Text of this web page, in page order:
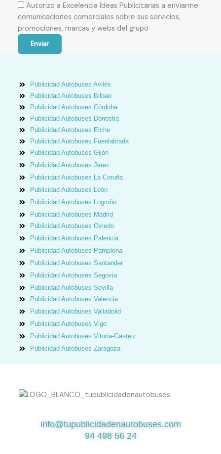
Autorizo a Excelencia Ideas Publicitarias a enviarme
comunicaciones comerciales sobre sus servicios,
promociones, marcas y webs del grupo
Enviar
Publicidad Autobuses Avilés
Publicidad Autobuses Bilbao
Publicidad Autobuses Córdoba
Publicidad Autobuses Donostia
Publicidad Autobuses Elche
Publicidad Autobuses Fuenlabrada
Publicidad Autobuses Gijón
Publicidad Autobuses Jerez
Publicidad Autobuses La Coruña
Publicidad Autobuses León
Publicidad Autobuses Logroño
Publicidad Autobuses Madrid
Publicidad Autobuses Oviedo
Publicidad Autobuses Palencia
Publicidad Autobuses Pamplona
Publicidad Autobuses Santander
Publicidad Autobuses Segovia
Publicidad Autobuses Sevilla
Publicidad Autobuses Valencia
Publicidad Autobuses Valladolid
Publicidad Autobuses Vigo
Publicidad Autobuses Vitoria-Gasteiz
Publicidad Autobuses Zaragoza
info@tupublicidadenautobuses.com
94 498 56 24